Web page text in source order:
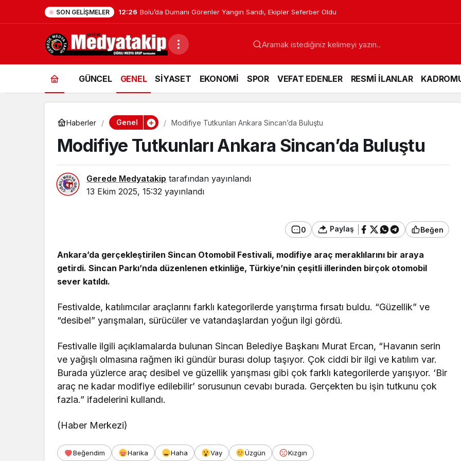
SON GELIŞMELER 12:26 Bolu’da Dumanı Görenler Yangın Sandı, Ekipler Seferber Oldu
GÜNCEL GENEL SİYASET EKONOMİ SPOR VEFAT EDENLER RESMİ İLANLAR
Haberler Genel Modifiye Tutkunları Ankara Sincan’da Buluştu
Modifiye Tutkunları Ankara Sincan’da Buluştu
Gerede Medyatakip tarafından yayınlandı
13 Ekim 2025, 15:32 yayınlandı
0 Paylaş Beğen
Ankara’da gerçekleştirilen Sincan Otomobil Festivali, modifiye araç meraklılarını bir araya
getirdi. Sincan Parkı’nda düzenlenen etkinliğe, Türkiye’nin çeşitli illerinden birçok otomobil
sever katıldı.
Festivalde, katılımcılar araçlarını farklı kategorilerde yarıştırma fırsatı buldu. “Güzellik” ve
“desibel” yarışmaları, sürücüler ve vatandaşlardan yoğun ilgi gördü.
Festivalle ilgili açıklamalarda bulunan Sincan Belediye Başkanı Murat Ercan, “Havanın serin
ve yağışlı olmasına rağmen iki gündür burası dolup taşıyor. Çok ciddi bir ilgi ve katılım var.
Burada yüzlerce araç desibel ve güzellik yarışması gibi çok farklı kategorilerde yarışıyor. ‘Bir
araç ne kadar modifiye edilebilir’ sorusunun cevabı burada. Gerçekten bu işin tutkunu çok
fazla.” ifadelerini kullandı.
(Haber Merkezi)
Beğendim Harika Haha Vay Üzgün Kızgın
Bolu’da Dumanı Görenler
Seferber Oldu
Toplantısı Yapıldı
Ekonomi
Vakti Geldi